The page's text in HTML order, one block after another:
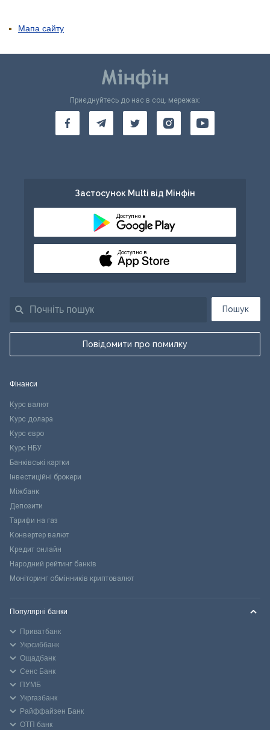
Мапа сайту
Пошук
Повідомити про помилку
Приєднуйтесь до нас в соц. мережах:
Застосунок Multi від Мінфін
Доступно в
Доступно в
Фінанси
Курс валют
Курс долара
Курс євро
Курс НБУ
Банківські картки
Інвестиційні брокери
Міжбанк
Депозити
Тарифи на газ
Конвертер валют
Кредит онлайн
Народний рейтинг банків
Моніторинг обмінників криптовалют
Популярні банки
Приватбанк
Укрсиббанк
Ощадбанк
Сенс Банк
ПУМБ
Укргазбанк
Райффайзен Банк
ОТП банк